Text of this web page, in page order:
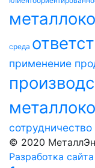
среда
применение
сотрудничество
© 2020
Разработка